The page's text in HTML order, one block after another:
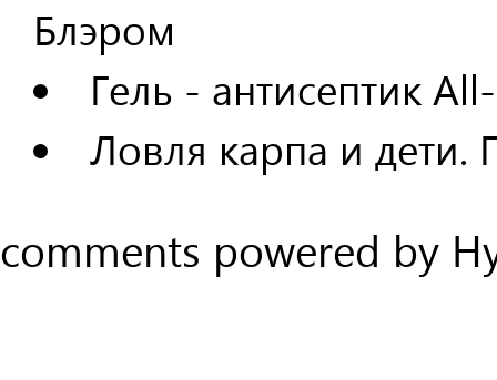
Блэром
Гель - антисептик
Ловля карпа и
comments powered by